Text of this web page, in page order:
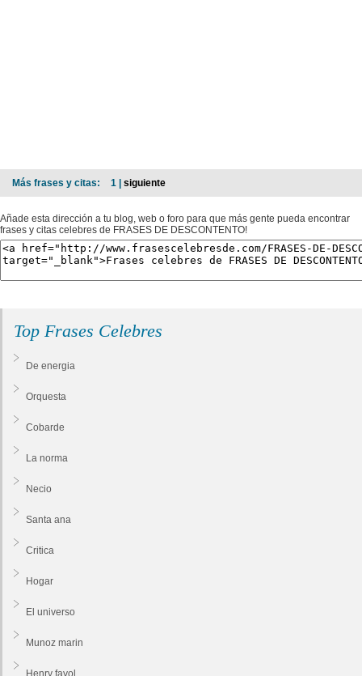
Más frases y citas: 1 | siguiente
Añade esta dirección a tu blog, web o foro para que más gente pueda encontrar
frases y citas celebres de FRASES DE DESCONTENTO!
Top Frases Celebres
De energia
Orquesta
Cobarde
La norma
Necio
Santa ana
Critica
Hogar
El universo
Munoz marin
Henry fayol